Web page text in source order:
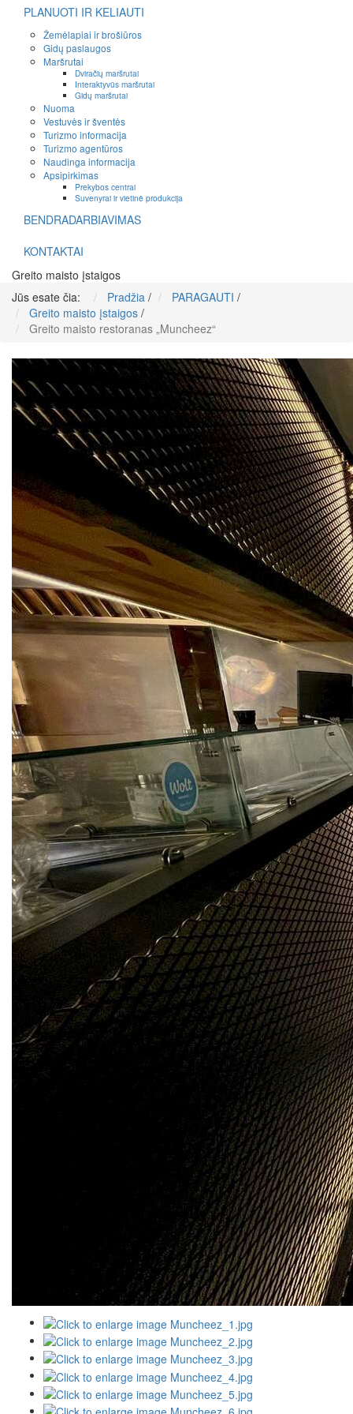
PLANUOTI IR KELIAUTI
Žemėlapiai ir brošiūros
Gidų paslaugos
Maršrutai
Dviračių maršrutai
Interaktyvūs maršrutai
Gidų maršrutai
Nuoma
Vestuvės ir šventės
Turizmo informacija
Turizmo agentūros
Naudinga informacija
Apsipirkimas
Prekybos centrai
Suvenyrai ir vietinė produkcija
BENDRADARBIAVIMAS
KONTAKTAI
Greito maisto įstaigos
Jūs esate čia:
Pradžia / PARAGAUTI /
Greito maisto įstaigos /
Greito maisto restoranas „Muncheez“